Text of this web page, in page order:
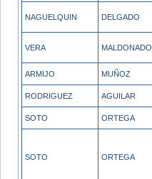
NAGUELQUIN DELGADO
VERA MALDONADO
ARMIJO MUÑOZ
RODRIGUEZ AGUILAR
SOTO ORTEGA
SOTO ORTEGA